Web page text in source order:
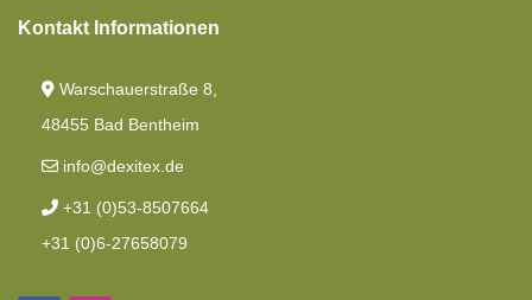
Kontakt Informationen
Warschauerstraße 8,
48455 Bad Bentheim
info@dexitex.de
+31 (0)53-8507664
+31 (0)6-27658079